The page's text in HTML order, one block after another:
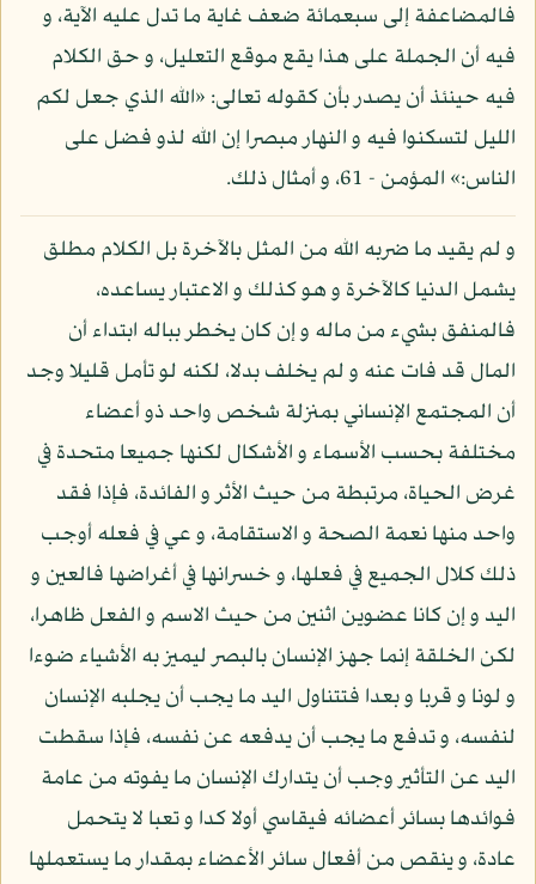
فالمضاعفة إلى سبعمائة ضعف غاية ما تدل عليه الآية، و
فيه أن الجملة على هذا يقع موقع التعليل، و حق الكلام
فيه حينئذ أن يصدر بأن كقوله تعالى: «الله الذي جعل لكم
الليل لتسكنوا فيه و النهار مبصرا إن الله لذو فضل على
الناس:» المؤمن - 61، و أمثال ذلك.
و لم يقيد ما ضربه الله من المثل بالآخرة بل الكلام مطلق
يشمل الدنيا كالآخرة و هو كذلك و الاعتبار يساعده،
فالمنفق بشيء من ماله و إن كان يخطر بباله ابتداء أن
المال قد فات عنه و لم يخلف بدلا، لكنه لو تأمل قليلا وجد
أن المجتمع الإنساني بمنزلة شخص واحد ذو أعضاء
مختلفة بحسب الأسماء و الأشكال لكنها جميعا متحدة في
غرض الحياة، مرتبطة من حيث الأثر و الفائدة، فإذا فقد
واحد منها نعمة الصحة و الاستقامة، و عي في فعله أوجب
ذلك كلال الجميع في فعلها، و خسرانها في أغراضها فالعين و
اليد و إن كانا عضوين اثنين من حيث الاسم و الفعل ظاهرا،
لكن الخلقة إنما جهز الإنسان بالبصر ليميز به الأشياء ضوءا
و لونا و قربا و بعدا فتتناول اليد ما يجب أن يجلبه الإنسان
لنفسه، و تدفع ما يجب أن يدفعه عن نفسه، فإذا سقطت
اليد عن التأثير وجب أن يتدارك الإنسان ما يفوته من عامة
فوائدها بسائر أعضائه فيقاسي أولا كدا و تعبا لا يتحمل
عادة، و ينقص من أفعال سائر الأعضاء بمقدار ما يستعملها